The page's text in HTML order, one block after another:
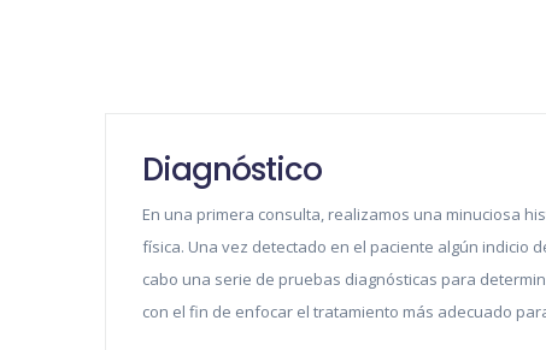
Diagnóstico
En una primera consulta, realizamos una minuciosa
física. Una vez detectado en el paciente algún indicio
cabo una serie de pruebas diagnósticas para
con el fin de enfocar el tratamiento más adecuado